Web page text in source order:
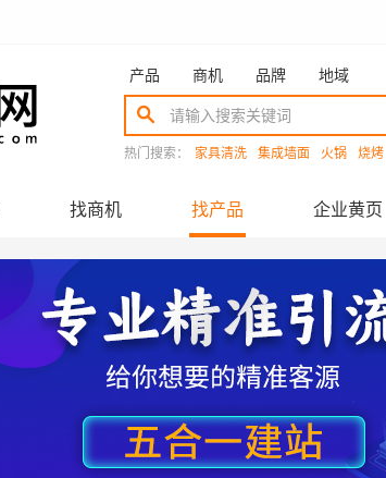
产品 商机 品牌 地域
热门搜索： 家具清洗 集成墙面 火锅 烧烤
找商机 找产品 企业黄页